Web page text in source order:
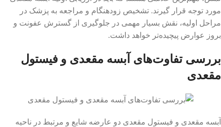
مورد توجه قرار گیرند. تشخیص زودهنگام و مراجعه به پزشک در
مراحل اولیه، نقش بسیار مهمی در جلوگیری از گسترش عفونت و
بروز عوارض پیچیده‌تر خواهد داشت.
بررسی تفاوت‌های آبسه مقعدی و فیستول
مقعدی
آبسه مقعدی و فیستول مقعدی دو عارضه شایع و مرتبط در ناحیه